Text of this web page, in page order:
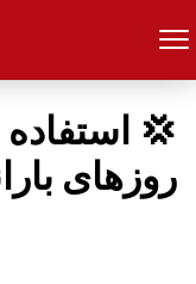
💢
روزهای